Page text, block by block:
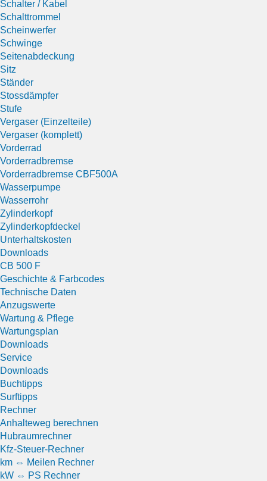
Schalter / Kabel
Schalttrommel
Scheinwerfer
Schwinge
Seitenabdeckung
Sitz
Ständer
Stossdämpfer
Stufe
Vergaser (Einzelteile)
Vergaser (komplett)
Vorderrad
Vorderradbremse
Vorderradbremse CBF500A
Wasserpumpe
Wasserrohr
Zylinderkopf
Zylinderkopfdeckel
Unterhaltskosten
Downloads
CB 500 F
Geschichte & Farbcodes
Technische Daten
Anzugswerte
Wartung & Pflege
Wartungsplan
Downloads
Service
Downloads
Buchtipps
Surftipps
Rechner
Anhalteweg berechnen
Hubraumrechner
Kfz-Steuer-Rechner
km ⇔ Meilen Rechner
kW ⇔ PS Rechner